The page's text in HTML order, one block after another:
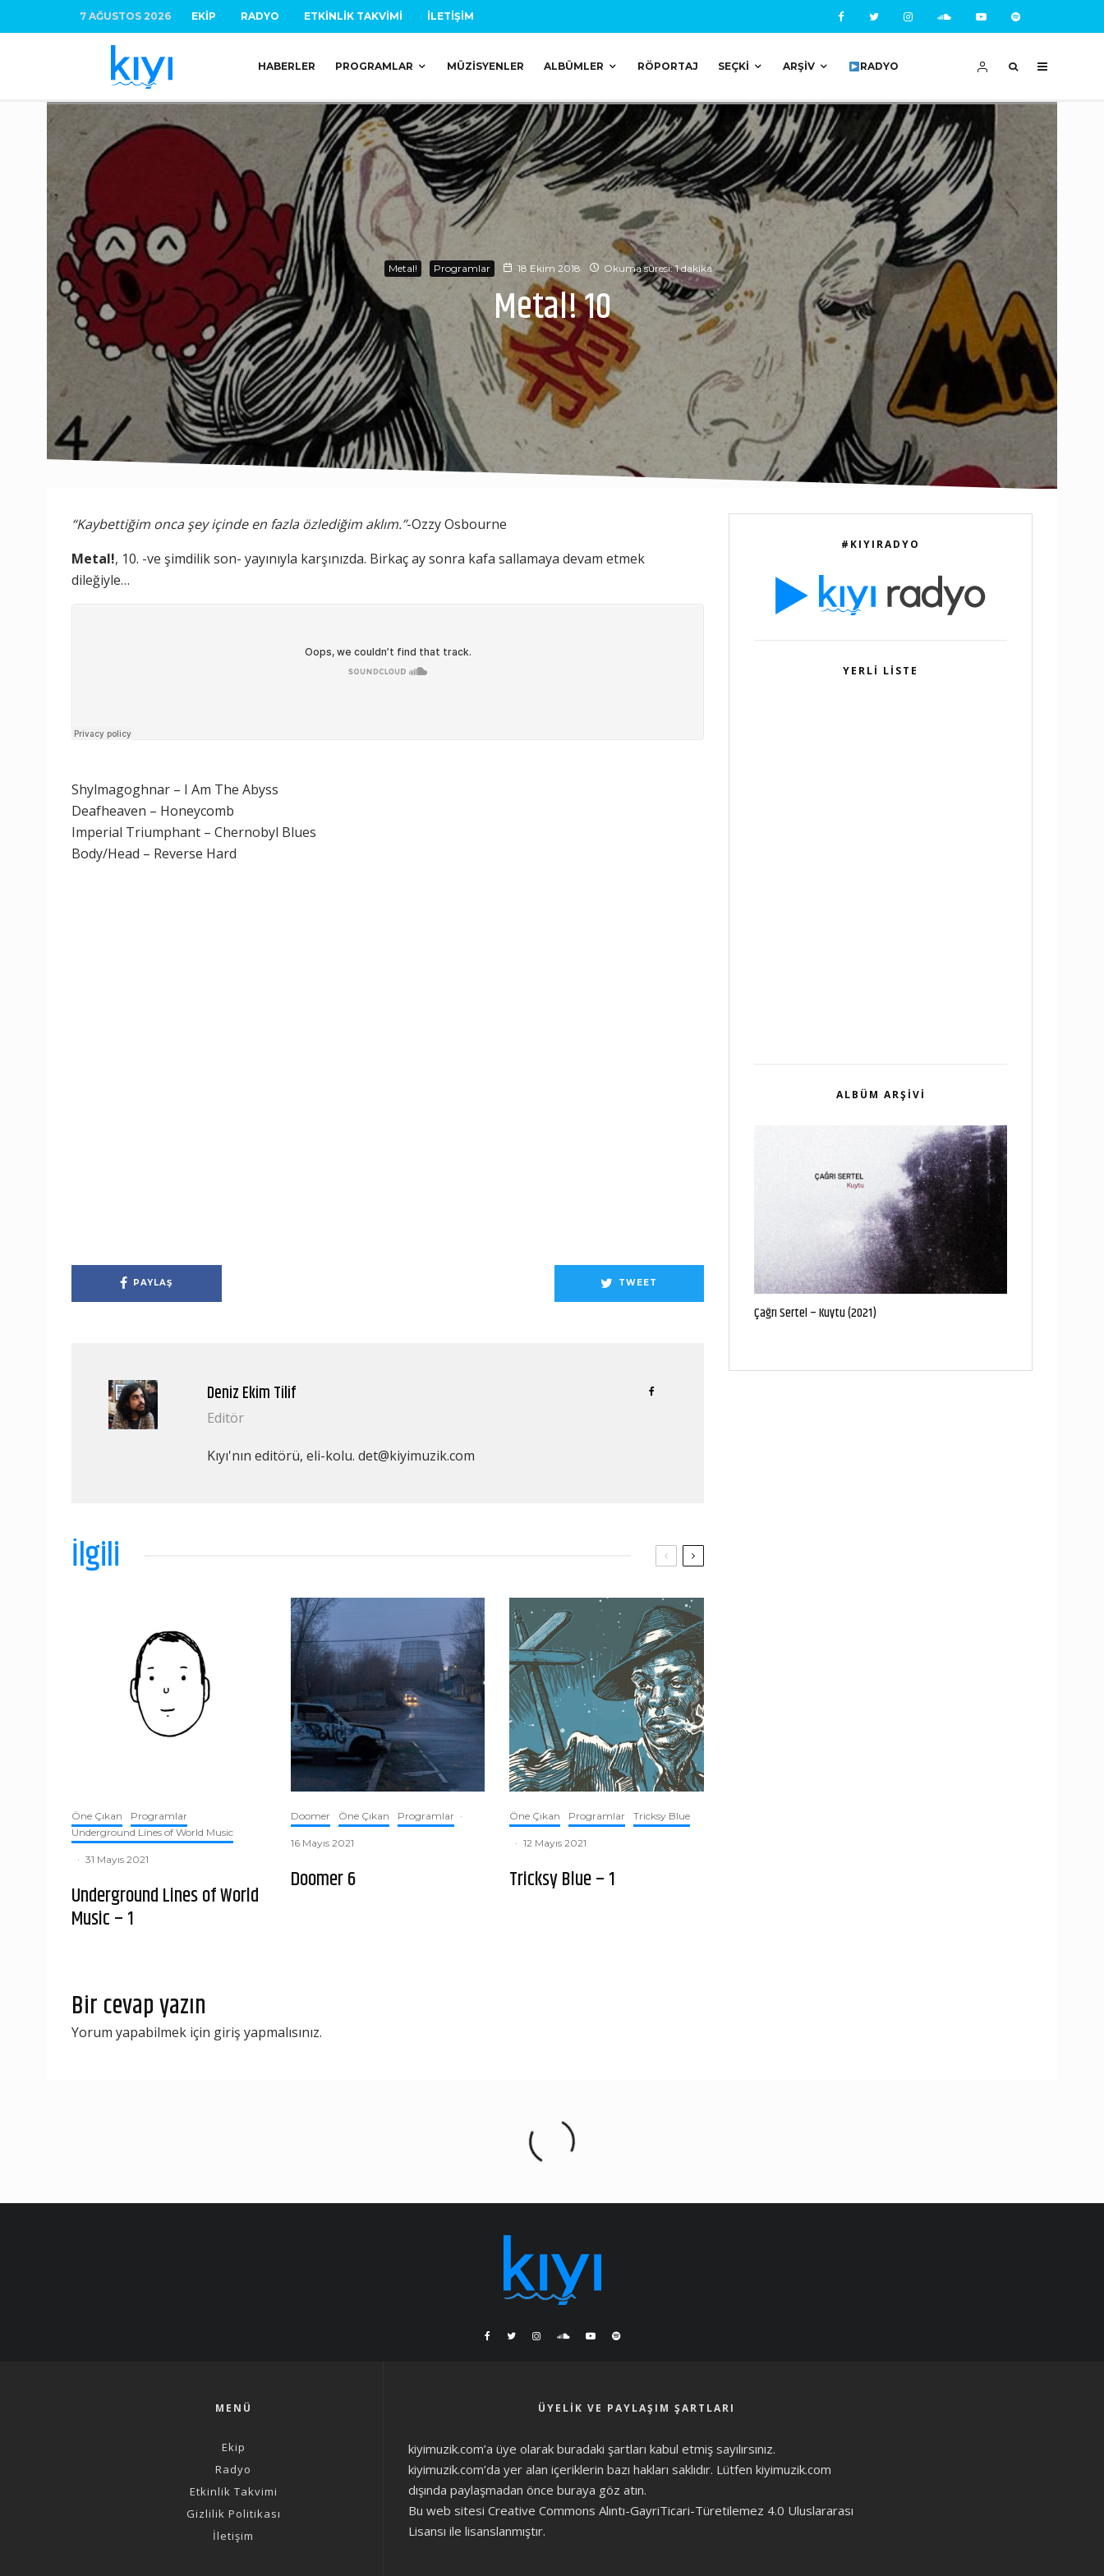
7 AĞUSTOS 2026 EKIP RADYO ETKINLIK TAKVIMI İLETIŞIM
HABERLER PROGRAMLAR MÜZISYENLER ALBÜMLER RÖPORTAJ SEÇKI ARŞIV RADYO
Metal! Programlar 18 Ekim 2018 Okuma süresi: 1 dakika
Metal! 10
“Kaybettiğim onca şey içinde en fazla özlediğim aklım.”-Ozzy Osbourne
Metal!, 10. -ve şimdilik son- yayınıyla karşınızda. Birkaç ay sonra kafa sallamaya devam etmek
dileğiyle…
Shylmagoghnar – I Am The Abyss
Deafheaven – Honeycomb
Imperial Triumphant – Chernobyl Blues
Body/Head – Reverse Hard
PAYLAŞ TWEET
Deniz Ekim Tilif
Editör
Kıyı'nın editörü, eli-kolu. det@kiyimuzik.com
İlgili
Öne Çıkan
Programlar
Underground Lines of World Music
· 31 Mayıs 2021
Underground Lines of World
Music – 1
Doomer Öne Çıkan Programlar ·
16 Mayıs 2021
Doomer 6
Öne Çıkan Programlar Tricksy Blue
· 12 Mayıs 2021
Tricksy Blue – 1
Bir cevap yazın
Yorum yapabilmek için giriş yapmalısınız.
#KIYIRADYO
YERLI LISTE
ALBÜM ARŞIVI
Çağrı Sertel – Kuytu (2021)
MENÜ
Ekip
Radyo
Etkinlik Takvimi
Gizlilik Politikası
İletişim
ÜYELIK VE PAYLAŞIM ŞARTLARI
kiyimuzik.com’a üye olarak buradaki şartları kabul etmiş sayılırsınız.
kiyimuzik.com’da yer alan içeriklerin bazı hakları saklıdır. Lütfen kiyimuzik.com
dışında paylaşmadan önce buraya göz atın.
Bu web sitesi Creative Commons Alıntı-GayriTicari-Türetilemez 4.0 Uluslararası
Lisansı ile lisanslanmıştır.